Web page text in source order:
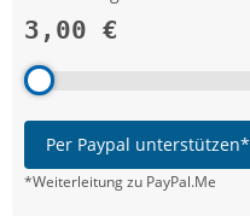
3,00 €
Per Paypal unterstützen*
*Weiterleitung zu PayPal.Me